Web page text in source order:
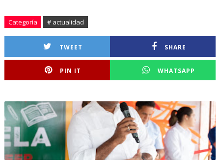
Categoría # actualidad
TWEET SHARE
PIN IT WHATSAPP